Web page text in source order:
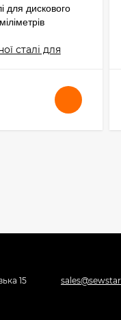
для дискового
15